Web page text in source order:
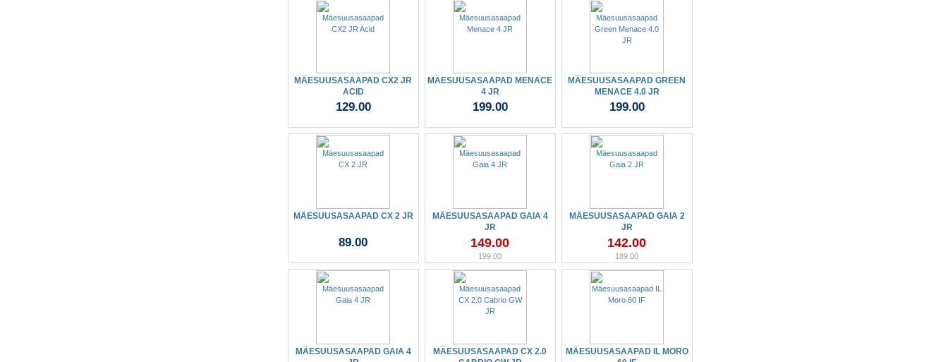
MÄESUUSASAAPAD CX2 JR
ACID
129.00
MÄESUUSASAAPAD MENACE
4 JR
199.00
MÄESUUSASAAPAD GREEN
MENACE 4.0 JR
199.00
MÄESUUSASAAPAD CX 2 JR
89.00
MÄESUUSASAAPAD GAIA 4
JR
149.00
199.00
MÄESUUSASAAPAD GAIA 2
JR
142.00
189.00
MÄESUUSASAAPAD GAIA 4
MÄESUUSASAAPAD CX 2.0
MÄESUUSASAAPAD IL MORO